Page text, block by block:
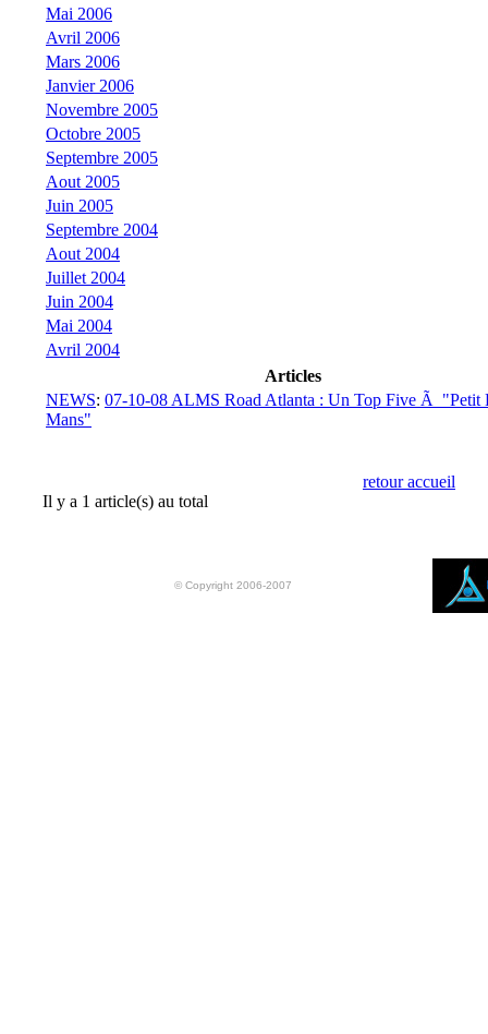
Mai 2006
Avril 2006
Mars 2006
Janvier 2006
Novembre 2005
Octobre 2005
Septembre 2005
Aout 2005
Juin 2005
Septembre 2004
Aout 2004
Juillet 2004
Juin 2004
Mai 2004
Avril 2004
Articles
NEWS: 07-10-08 ALMS Road Atlanta : Un Top Five Ã "Petit
Mans"
retour accueil
Il y a 1 article(s) au total
© Copyright 2006-2007